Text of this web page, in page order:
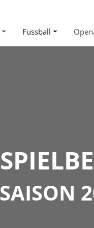
Fussball
SAISON